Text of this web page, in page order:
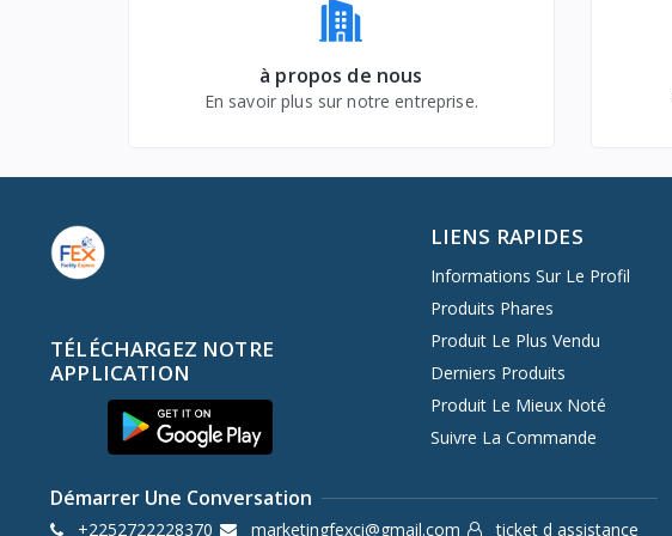
à propos de nous
En savoir plus sur notre entreprise.
TÉLÉCHARGEZ NOTRE
APPLICATION
LIENS RAPIDES
Informations Sur Le Profil
Produits Phares
Produit Le Plus Vendu
Derniers Produits
Produit Le Mieux Noté
Suivre La Commande
Démarrer Une Conversation
+2252722228370 marketingfexci@gmail.com ticket d assistance